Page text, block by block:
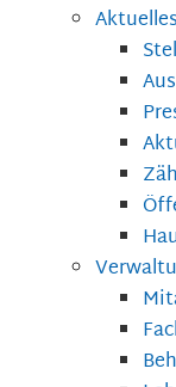
Aktuelles